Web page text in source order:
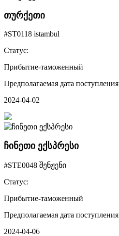
თურქეთი
#ST0118 istambul
Статус:
Прибытие-таможенный
Предполагаемая дата поступления
2024-04-02
ჩინეთი ექსპრესი
#STE0048 შენჟენი
Статус:
Прибытие-таможенный
Предполагаемая дата поступления
2024-04-06